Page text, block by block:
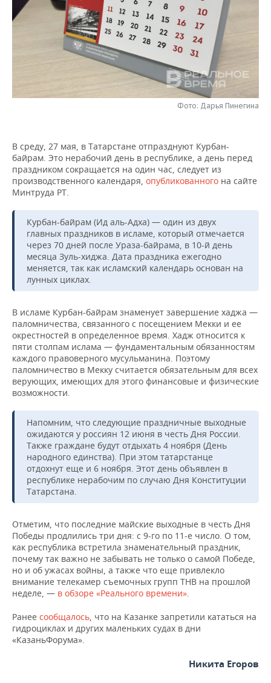
НЕФТЕХИМИЯ
РОЗНИЧНАЯ ТОРГОВЛЯ
ТРАНСПОРТ
НОВОСТИ ТЕХНОЛОГИЙ
МЕРОПРИЯТИЯ
НОВОСТИ МЕРОПРИЯТИЙ
ОТКРЫТАЯ ЛЕКЦИЯ
БАСКЕТБОЛ
ВОЛЕЙБОЛ
КИБЕРСПОРТ
ФИГУРНОЕ КАТАНИЕ
ВОДНЫЕ ВИДЫ СПОРТА
ИНФРАСТРУКТУРА
ИСТОРИЯ
КУЛЬТУРА
МЕДИЦИНА
ОБРАЗОВАНИЕ
СПРАВОЧНИК
СПИСОК ПЕРСОН
СПИСОК КОМПАНИЙ
ПОЛНАЯ ВЕРСИЯ
Фото: Дарья Пинегина
В среду, 27 мая, в Татарстане отпразднуют Курбан-
байрам. Это нерабочий день в республике, а день перед
праздником сокращается на один час, следует из
производственного календаря, опубликованного на сайте
Минтруда РТ.
Курбан-байрам (Ид аль-Адха) — один из двух
главных праздников в исламе, который отмечается
через 70 дней после Ураза-байрама, в 10-й день
месяца Зуль-хиджа. Дата праздника ежегодно
меняется, так как исламский календарь основан на
лунных циклах.
В исламе Курбан-байрам знаменует завершение хаджа —
паломничества, связанного с посещением Мекки и ее
окрестностей в определенное время. Хадж относится к
пяти столпам ислама — фундаментальным обязанностям
каждого правоверного мусульманина. Поэтому
паломничество в Мекку считается обязательным для всех
верующих, имеющих для этого финансовые и физические
возможности.
Напомним, что следующие праздничные выходные
ожидаются у россиян 12 июня в честь Дня России.
Также граждане будут отдыхать 4 ноября (День
народного единства). При этом татарстанце
отдохнут еще и 6 ноября. Этот день объявлен в
республике нерабочим по случаю Дня Конституции
Татарстана.
Отметим, что последние майские выходные в честь Дня
Победы продлились три дня: с 9-го по 11-е число. О том,
как республика встретила знаменательный праздник,
почему так важно не забывать не только о самой Победе,
но и об ужасах войны, а также что еще привлекло
внимание телекамер съемочных групп ТНВ на прошлой
неделе, — в обзоре «Реального времени».
Ранее сообщалось, что на Казанке запретили кататься на
гидроциклах и других маленьких судах в дни
«КазаньФорума».
Никита Егоров